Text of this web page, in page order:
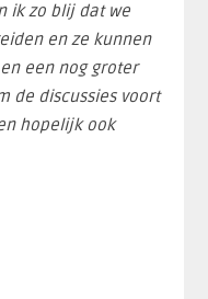
ik zo blij dat we
en ze kunnen
een nog groter
de discussies voort
hopelijk ook